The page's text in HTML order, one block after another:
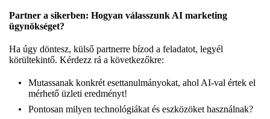
Partner a sikerben: Hogyan válasszunk AI marketing
ügynökséget?
Ha úgy döntesz, külső partnerre bízod a feladatot, legyél
körültekintő. Kérdezz rá a következőkre:
Mutassanak konkrét esettanulmányokat, ahol AI-val értek el
mérhető üzleti eredményt!
Pontosan milyen technológiákat és eszközöket használnak?